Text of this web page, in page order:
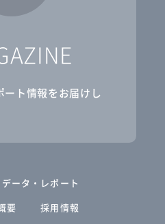
ト情報をお届けし
データ・レポート
要
採用情報